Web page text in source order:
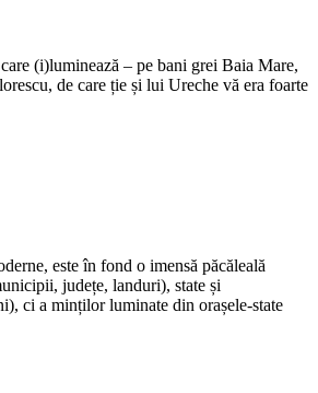
(i)luminează – pe bani grei Baia Mare,
de care ție și lui Ureche vă era foarte
este în fond o imensă păcăleală
județe, landuri), state și
ci a minților luminate din orașele-state